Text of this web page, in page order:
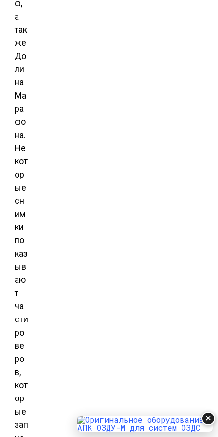
ф,
а
так
же
До
ли
на
Ма
ра
фо
на.
Не
кот
ор
ые
сн
им
ки
по
каз
ыв
аю
т
ча
сти
ро
ве
ро
в,
кот
ор
ые
зап
×